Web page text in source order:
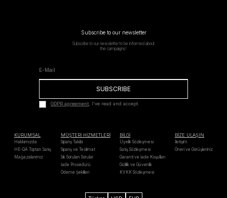
Subscribe to our newsletter
Subscribe to our newsletter to be informed about
the campaigns!
SUBSCRIBE
GDPR agreement, I've read and accept.
KURUMSAL
Hakkımızda
HE-QA Toptan Satış
Mağazalarımız
MÜŞTERİ HİZMETLERİ
Sipariş Takibi
Sipariş ve Teslimat
Sık Sorulan Sorular
İade Prosedürü
Ödeme Şekilleri
BİLGİ
Üyelik Sözleşmesi
Satış Sözleşmesi
Garanti ve İade Koşulları
Gizlilik ve Güvenlik
KVKK Sözleşmesi
BİZE ULAŞIN
İletişim
Öneri ve Görüşleriniz